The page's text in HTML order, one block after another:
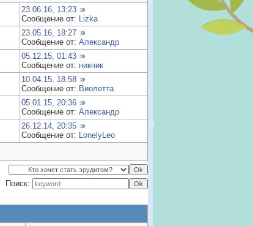
23.06.16, 13:23
Сообщение от: Lizka
23.05.16, 18:27
Сообщение от: Александр
05.12.15, 01:43
Сообщение от: никник
10.04.15, 18:58
Сообщение от: Виолетта
05.01.15, 20:36
Сообщение от: Александр
26.12.14, 20:35
Сообщение от: LonelyLeo
Поиск: